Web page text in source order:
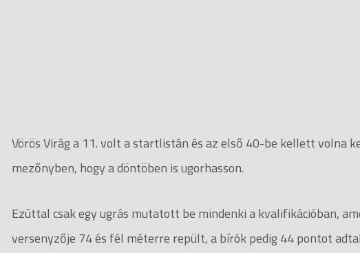
Vörös Virág a 11. volt a startlistán és az első 40-be kellett volna
mezőnyben, hogy a döntöben is ugorhasson.
Ezúttal csak egy ugrás mutatott be mindenki a kvalifikációban,
versenyzője 74 és fél méterre repült, a bírók pedig 44 pontot